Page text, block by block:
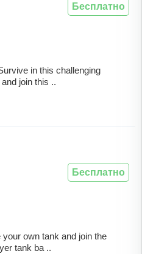
in this challenging
join this ..
Бесплатно
own tank and join the
tank ba ..
Бесплатно